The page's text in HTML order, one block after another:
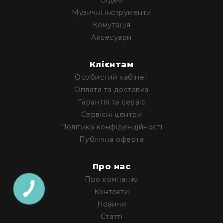
та
консолі
Аудіоінтерфейси
та
кросовери
суматори,
ді-
бокси
Аксесуари
та
Аудикомп'ютери
Програмне
забезпечення
Рекордери
Портативні
Музичні інструменти
Комутація
Аксесуари
Клієнтам
Особистий кабінет
Оплата та доставка
Гарантія та сервіс
Сервісні центри
Політика конфіденційності
Публічна оферта
Про нас
Про компанію
Контакти
Новини
Статті